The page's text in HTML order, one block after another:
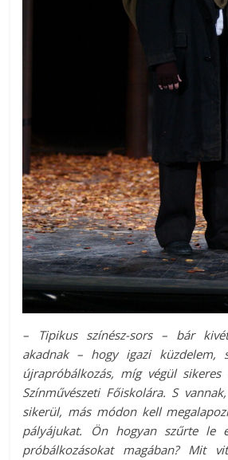
– Tipikus színész-sors – bár
akadnak – hogy igazi küzdelem,
újrapróbálkozás, míg végül
Színművészeti Főiskolára. S
sikerül, más módon kell
pályájukat. Ön hogyan szűrte le
próbálkozásokat magában? Mit